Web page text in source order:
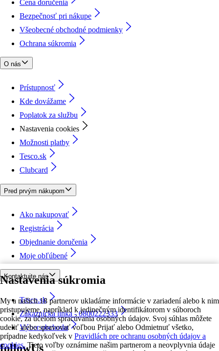
Nastavenia súkromia
My a našich 18 partnerov ukladáme informácie v zariadení alebo k nim
pristupujeme, napríklad k jedinečným identifikátorom v súboroch
cookie, za účelom spracúvania osobných údajov. Svoj súhlas môžete
udeliť alebo spravovať voľbou Prijať alebo Odmietnuť všetko,
prípadne kedykoľvek v Pravidlách pre ochranu osobných údajov a
cookies. Tieto voľby oznámime našim partnerom a neovplyvnia údaje
Cena doručenia
Bezpečnosť pri nákupe
Všeobecné obchodné podmienky
Ochrana súkromia
O nás
Prístupnosť
Kde dovážame
Poplatok za službu
Nastavenia cookies
Možnosti platby
Tesco.sk
Clubcard
Pred prvým nákupom
Ako nakupovať
Registrácia
Objednanie doručenia
Moje obľúbené
Kontaktujte nás
Tesco.sk
Zákaznícka linka - 0800222333
Výber obchodu
followUs